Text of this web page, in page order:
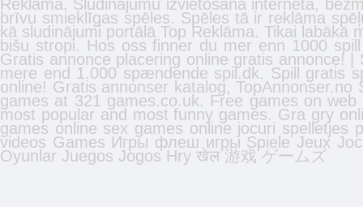
Reklāma. Sludinājumu izvietošana internetā,
brīvu smieklīgas spēles. Spēles tā ir reklāma
kā sludinājumi portālā Top Reklāma. Tikai labākā
bišu stropi. Hos oss finner du mer enn 1000
Gratis annonce placering online gratis annonce!
mere end 1.000 spændende spil.dk. Spill gratis
online! Gratis annonser katalog,
games at 321 games.co.uk. Free games on web
most popular and most funny games. Gra gry
games online sex games online jocuri spelletjes
videos Games Игры флеш игры Spiele Jeux
Oyunlar Juegos Jogos Hry खेल 游戏 ゲームズ